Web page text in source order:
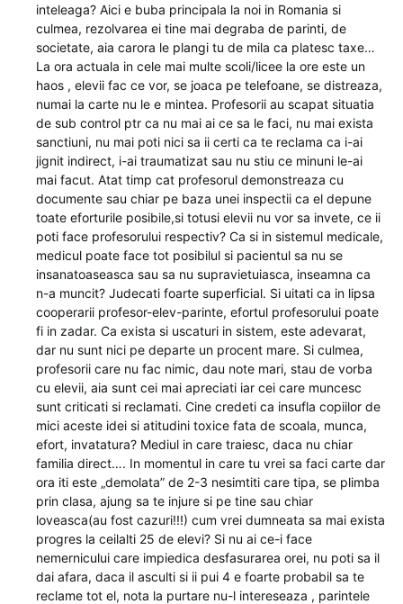
inteleaga? Aici e buba principala la noi in Romania si
culmea, rezolvarea ei tine mai degraba de parinti, de
societate, aia carora le plangi tu de mila ca platesc taxe…
La ora actuala in cele mai multe scoli/licee la ore este un
haos , elevii fac ce vor, se joaca pe telefoane, se distreaza,
numai la carte nu le e mintea. Profesorii au scapat situatia
de sub control ptr ca nu mai ai ce sa le faci, nu mai exista
sanctiuni, nu mai poti nici sa ii certi ca te reclama ca i-ai
jignit indirect, i-ai traumatizat sau nu stiu ce minuni le-ai
mai facut. Atat timp cat profesorul demonstreaza cu
documente sau chiar pe baza unei inspectii ca el depune
toate eforturile posibile,si totusi elevii nu vor sa invete, ce ii
poti face profesorului respectiv? Ca si in sistemul medicale,
medicul poate face tot posibilul si pacientul sa nu se
insanatoaseasca sau sa nu supravietuiasca, inseamna ca
n-a muncit? Judecati foarte superficial. Si uitati ca in lipsa
cooperarii profesor-elev-parinte, efortul profesorului poate
fi in zadar. Ca exista si uscaturi in sistem, este adevarat,
dar nu sunt nici pe departe un procent mare. Si culmea,
profesorii care nu fac nimic, dau note mari, stau de vorba
cu elevii, aia sunt cei mai apreciati iar cei care muncesc
sunt criticati si reclamati. Cine credeti ca insufla copiilor de
mici aceste idei si atitudini toxice fata de scoala, munca,
efort, invatatura? Mediul in care traiesc, daca nu chiar
familia direct…. In momentul in care tu vrei sa faci carte dar
ora iti este „demolata” de 2-3 nesimtiti care tipa, se plimba
prin clasa, ajung sa te injure si pe tine sau chiar
loveasca(au fost cazuri!!!) cum vrei dumneata sa mai exista
progres la ceilalti 25 de elevi? Si nu ai ce-i face
nemernicului care impiedica desfasurarea orei, nu poti sa il
dai afara, daca il asculti si ii pui 4 e foarte probabil sa te
reclame tot el, nota la purtare nu-l intereseaza , parintele